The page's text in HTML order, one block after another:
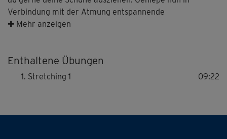
Verbindung mit der Atmung entspannende
Dehnübungen, die dich schön in die Länge ziehen.
✚ Mehr anzeigen
Enthaltene Übungen
Stretching 1 09:22